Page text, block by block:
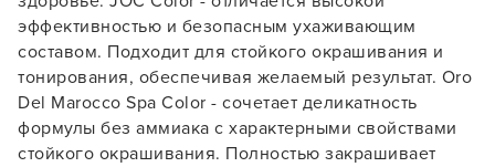
эффективностью и безопасным ухаживающим
составом. Подходит для стойкого окрашивания и
тонирования, обеспечивая желаемый результат. Oro
Del Marocco Spa Color - сочетает деликатность
формулы без аммиака с характерными свойствами
стойкого окрашивания. Полностью закрашивает
УСТАНОВИТЬ ИЗ GOOGLE PLAY
ПРОДОЛЖУ ЗДЕСЬ